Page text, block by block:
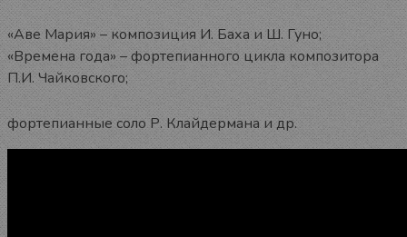
«Аве Мария» – композиция И. Баха и Ш. Гуно;
«Времена года» – фортепианного цикла композитора
П.И. Чайковского;
фортепианные соло Р. Клайдермана и др.